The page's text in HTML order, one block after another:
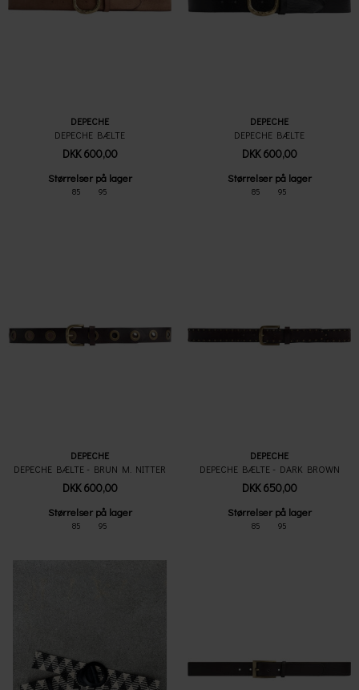
Størrelser på lager
85 95
DEPECHE
DEPECHE BÆLTE
DKK 600,00
Størrelser på lager
85 95
DEPECHE
DEPECHE BÆLTE
DKK 600,00
Størrelser på lager
85 95
DEPECHE
DEPECHE BÆLTE - BRUN M. NITTER
DKK 600,00
Størrelser på lager
85 95
DEPECHE
DEPECHE BÆLTE - DARK BROWN
DKK 650,00